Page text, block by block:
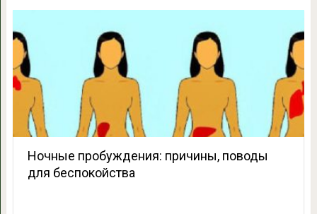
Ночные пробуждения: причины, поводы
для беспокойства